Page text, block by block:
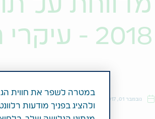
על
נובמבר 01, 2017
במטרה לשפר את חווית
ולהציג בפניך מודעות